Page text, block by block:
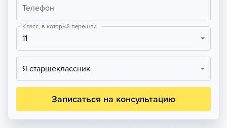
Телефон
Класс, в который перешли
11
Я старшеклассник
Записаться на консультацию